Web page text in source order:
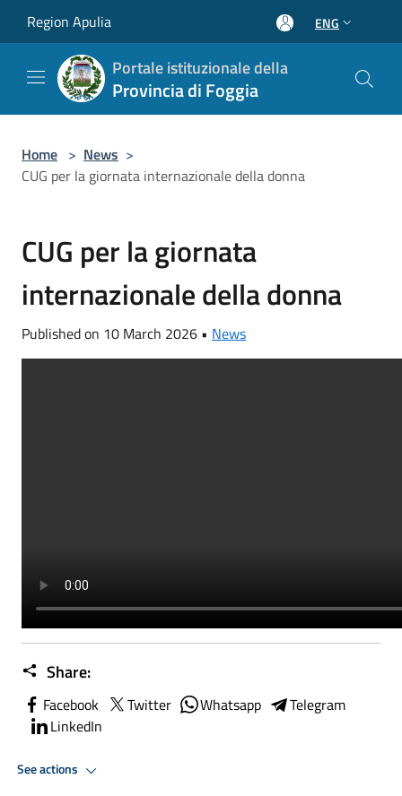
Region Apulia ENG
Portale istituzionale della
Provincia di Foggia
Home > News >
CUG per la giornata internazionale della donna
CUG per la giornata
internazionale della donna
Published on 10 March 2026 • News
Share:
Facebook Twitter Whatsapp
Telegram
LinkedIn
See actions